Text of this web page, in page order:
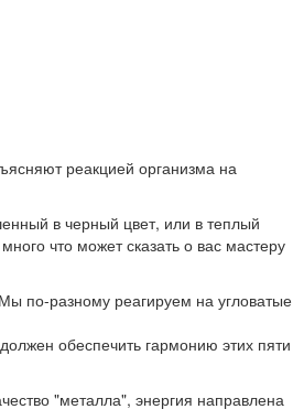
реакцией организма на
в черный цвет, или в теплый
что может сказать о вас мастеру
по-разному реагируем на угловатые
обеспечить гармонию этих пяти
"металла", энергия направлена